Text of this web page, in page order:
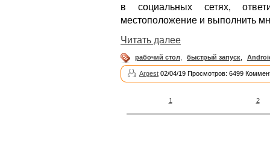
в социальных сетях,
местоположение и выполнить
Читать далее
рабочий стол быстрый запуск
Argest 02/04/19 Просмотров: 6499
1 2